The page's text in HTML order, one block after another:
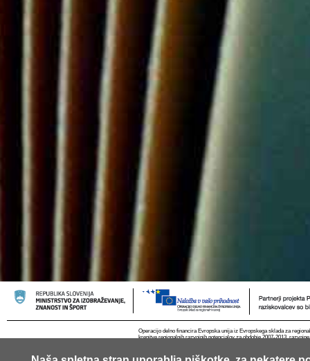
Operacijo delno financira Evropska unija iz Evropskega sklada za
krepitve regionalnih razvojnih potencialov za obdobje 2007-2013,